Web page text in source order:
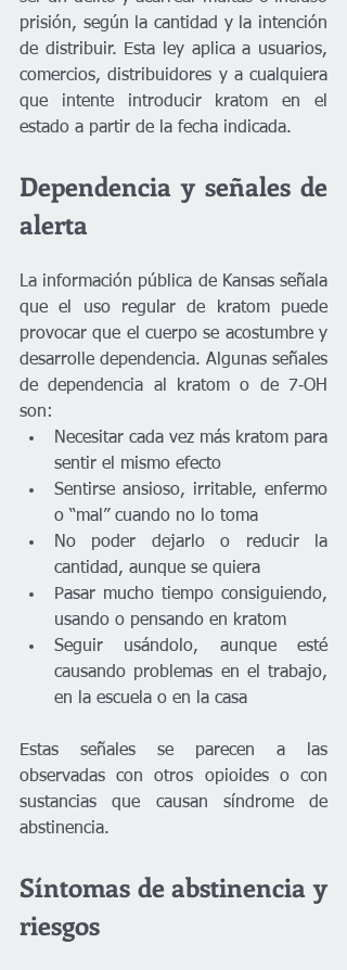
prisión, según la cantidad y la intención
de distribuir. Esta ley aplica a usuarios,
comercios, distribuidores y a cualquiera
que intente introducir kratom en el
estado a partir de la fecha indicada.
Dependencia y señales de
alerta
La información pública de Kansas señala
que el uso regular de kratom puede
provocar que el cuerpo se acostumbre y
desarrolle dependencia. Algunas señales
de dependencia al kratom o de 7‑OH
son:
Necesitar cada vez más kratom para
sentir el mismo efecto
Sentirse ansioso, irritable, enfermo
o “mal” cuando no lo toma
No poder dejarlo o reducir la
cantidad, aunque se quiera
Pasar mucho tiempo consiguiendo,
usando o pensando en kratom
Seguir usándolo, aunque esté
causando problemas en el trabajo,
en la escuela o en la casa
Estas señales se parecen a las
observadas con otros opioides o con
sustancias que causan síndrome de
abstinencia.
Síntomas de abstinencia y
riesgos